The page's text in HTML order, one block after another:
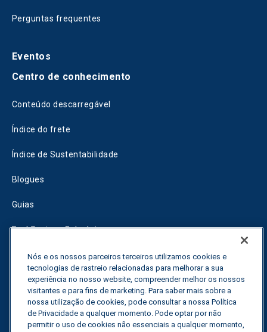
Perguntas frequentes
Eventos
Centro de conhecimento
Conteúdo descarregável
Índice do frete
Índice de Sustentabilidade
Blogues
Guias
Fuel Savings Calculator
Calculadora de otimização do transporte
Rastreador de tarifas
Contactar-nos
Nós e os nossos parceiros terceiros utilizamos cookies e
tecnologias de rastreio relacionadas para melhorar a sua
experiência no nosso website, compreender melhor os nossos
visitantes e para fins de marketing. Para saber mais sobre a
nossa utilização de cookies, pode consultar a nossa Política
de Privacidade a qualquer momento. Pode optar por não
permitir o uso de cookies não essenciais a qualquer momento,